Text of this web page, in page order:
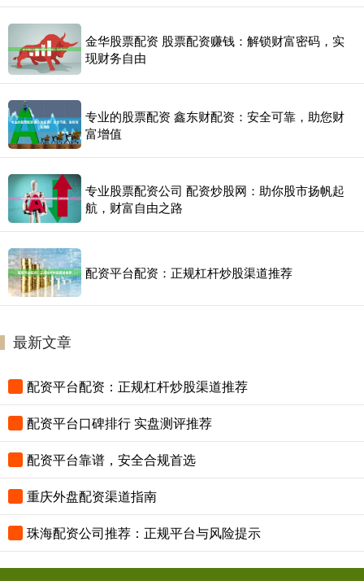
金华股票配资 股票配资赚钱：解锁财富密码，实
现财务自由
专业的股票配资 鑫东财配资：安全可靠，助您财
富增值
专业股票配资公司 配资炒股网：助你股市扬帆起
航，财富自由之路
配资平台配资：正规杠杆炒股渠道推荐
最新文章
配资平台配资：正规杠杆炒股渠道推荐
配资平台口碑排行 实盘测评推荐
配资平台靠谱，安全合规首选
重庆外盘配资渠道指南
珠海配资公司推荐：正规平台与风险提示